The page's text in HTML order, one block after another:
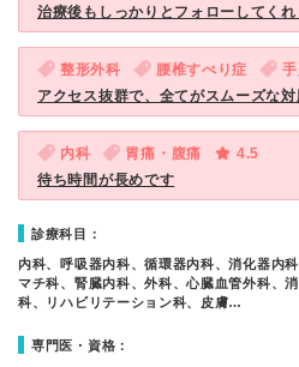
治療後もしっかりとフォローしてくれ
整形外科 腰椎すべり症
アクセス抜群で、全てがスムーズな
内科 胃痛・腹痛
4.5
待ち時間が長めです
診療科目：
内科、呼吸器内科、循環器内科、消化器内
マチ科、腎臓内科、外科、心臓血管外科、
科、リハビリテーション科、皮膚…
専門医・資格：